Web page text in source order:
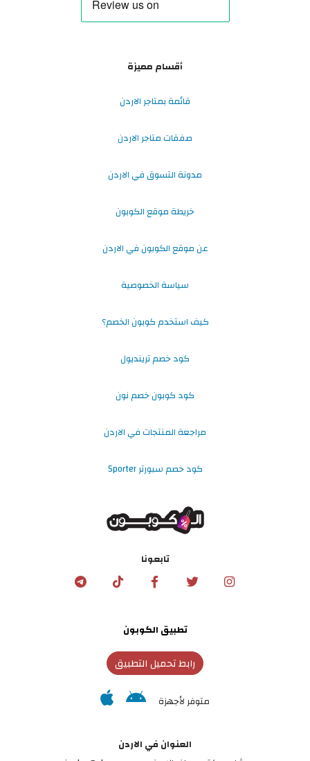
أقسام مميزة
قائمة بمتاجر الاردن
صفقات متاجر الاردن
مدونة التسوق في الاردن
خريطة موقع الكوبون
عن موقع الكوبون في الاردن
سياسة الخصوصية
كيف استخدم كوبون الخصم؟
كود خصم ترينديول
كود كوبون خصم نون
مراجعة المنتجات في الاردن
كود خصم سبورتر Sporter
تابعونا
تطبيق الكوبون
رابط تحميل التطبيق
متوفر لأجهزة
العنوان في الاردن